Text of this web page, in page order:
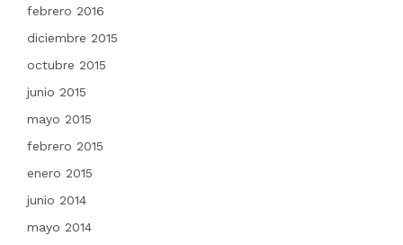
febrero 2016
diciembre 2015
octubre 2015
junio 2015
mayo 2015
febrero 2015
enero 2015
junio 2014
mayo 2014